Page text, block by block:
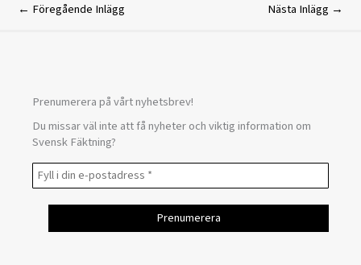
← Föregående Inlägg Nästa Inlägg →
Prenumerera på vårt nyhetsbrev!
Du missar väl inte att få nyheter och viktig information om
Svensk Fäktning?